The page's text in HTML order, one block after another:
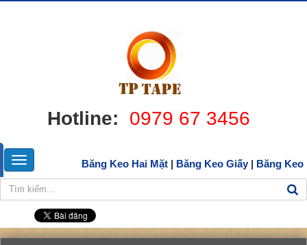
Hotline: 0979 67 3456
Băng Keo Hai Mặt | Băng Keo Giấy| Băng Keo